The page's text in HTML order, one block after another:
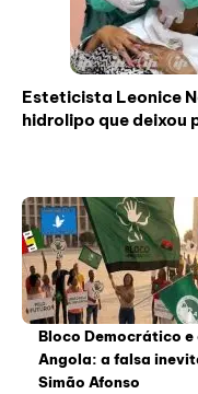
Esteticista Leonice
hidrolipo que deixou
Bloco Democrático
Angola: a falsa
Simão Afonso